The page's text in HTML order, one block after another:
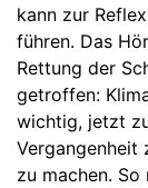
kann zur
führen. Das
Rettung der
getroffen:
wichtig, jetzt
Vergangenheit
zu machen.